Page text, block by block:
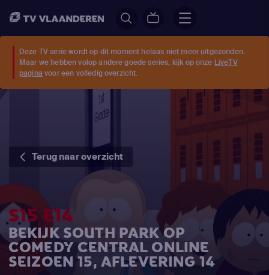
Deze TV serie wordt op dit moment helaas niet meer uitgezonden.
Maar we hebben volop andere goede series, kijk op onze LiveTV
pagina voor een volledig overzicht.
Terug naar overzicht
S15 E14
BEKIJK SOUTH PARK OP
COMEDY CENTRAL ONLINE
SEIZOEN 15, AFLEVERING 14